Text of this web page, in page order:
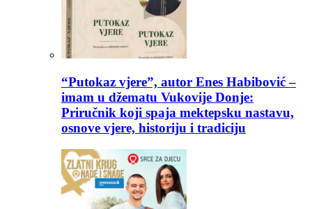
“Putokaz vjere”, autor Enes Habibović –
imam u džematu Vukovije Donje:
Priručnik koji spaja mektepsku nastavu,
osnove vjere, historiju i tradiciju